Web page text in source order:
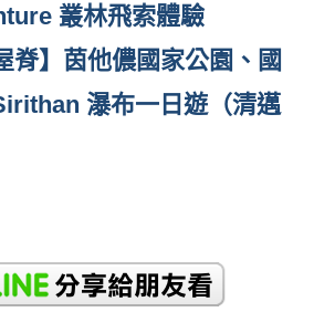
叢林飛索體驗
脊】茵他儂國家公園、國
瀑布一日遊（清邁